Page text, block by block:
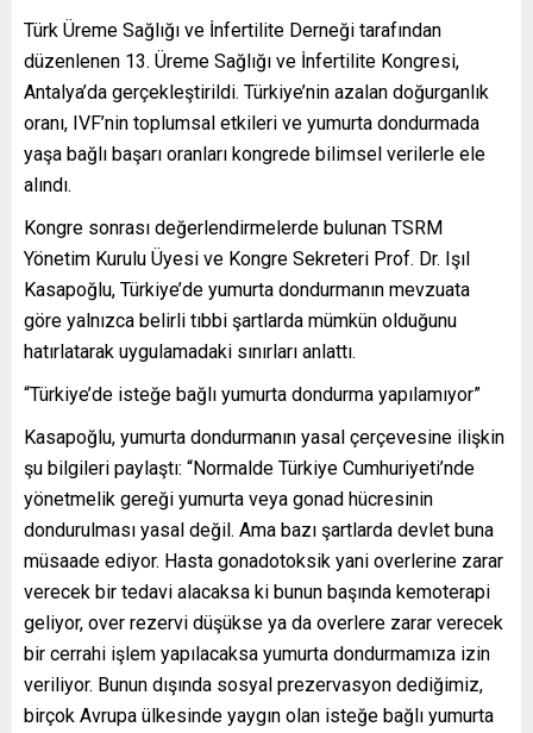
Türk Üreme Sağlığı ve İnfertilite Derneği tarafından
düzenlenen 13. Üreme Sağlığı ve İnfertilite Kongresi,
Antalya’da gerçekleştirildi. Türkiye’nin azalan doğurganlık
oranı, IVF’nin toplumsal etkileri ve yumurta dondurmada
yaşa bağlı başarı oranları kongrede bilimsel verilerle ele
alındı.
Kongre sonrası değerlendirmelerde bulunan TSRM
Yönetim Kurulu Üyesi ve Kongre Sekreteri Prof. Dr. Işıl
Kasapoğlu, Türkiye’de yumurta dondurmanın mevzuata
göre yalnızca belirli tıbbi şartlarda mümkün olduğunu
hatırlatarak uygulamadaki sınırları anlattı.
“Türkiye’de isteğe bağlı yumurta dondurma yapılamıyor”
Kasapoğlu, yumurta dondurmanın yasal çerçevesine ilişkin
şu bilgileri paylaştı: “Normalde Türkiye Cumhuriyeti’nde
yönetmelik gereği yumurta veya gonad hücresinin
dondurulması yasal değil. Ama bazı şartlarda devlet buna
müsaade ediyor. Hasta gonadotoksik yani overlerine zarar
verecek bir tedavi alacaksa ki bunun başında kemoterapi
geliyor, over rezervi düşükse ya da overlere zarar verecek
bir cerrahi işlem yapılacaksa yumurta dondurmamıza izin
veriliyor. Bunun dışında sosyal prezervasyon dediğimiz,
birçok Avrupa ülkesinde yaygın olan isteğe bağlı yumurta